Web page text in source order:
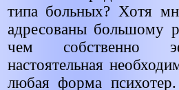
типа больных? Хотя
адресованы большому
чем собственно
настоятельная
любая форма